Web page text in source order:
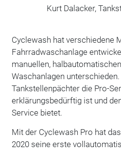
Kurt Dalacker,
Cyclewash hat verschiedene
Fahrradwaschanlage
manuellen,
Waschanlagen
Tankstellenpächter die Pro-
erklärungsbedürftig ist und
Service bietet.
Mit der Cyclewash Pro hat
2020 seine erste